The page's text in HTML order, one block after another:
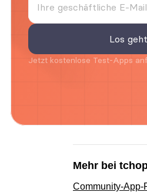
Jetzt kostenlose Test-Apps
Mehr bei
Community-App-